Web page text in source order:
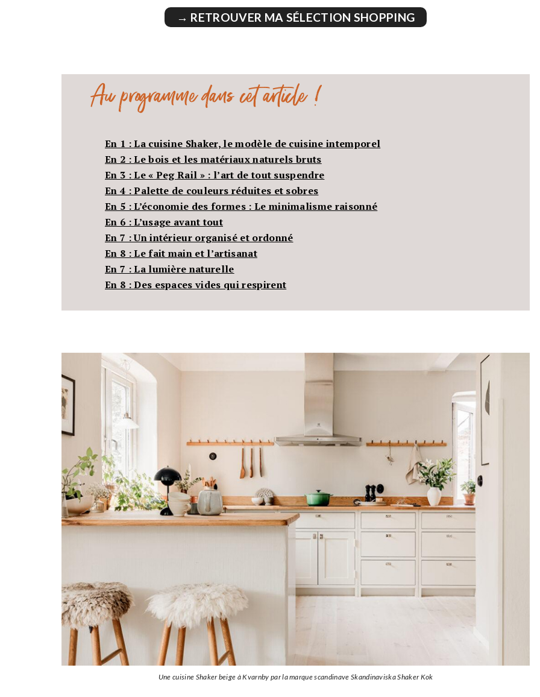
→ RETROUVER MA SÉLECTION SHOPPING
Au programme dans cet article !
En 1 : La cuisine Shaker, le modèle de cuisine intemporel
En 2 : Le bois et les matériaux naturels bruts
En 3 : Le « Peg Rail » : l’art de tout suspendre
En 4 : Palette de couleurs réduites et sobres
En 5 : L’économie des formes : Le minimalisme raisonné
En 6 : L’usage avant tout
En 7 : Un intérieur organisé et ordonné
En 8 : Le fait main et l’artisanat
En 7 : La lumière naturelle
En 8 : Des espaces vides qui respirent
Une cuisine Shaker beige à Kvarnby par la marque scandinave Skandinaviska Shaker Kok